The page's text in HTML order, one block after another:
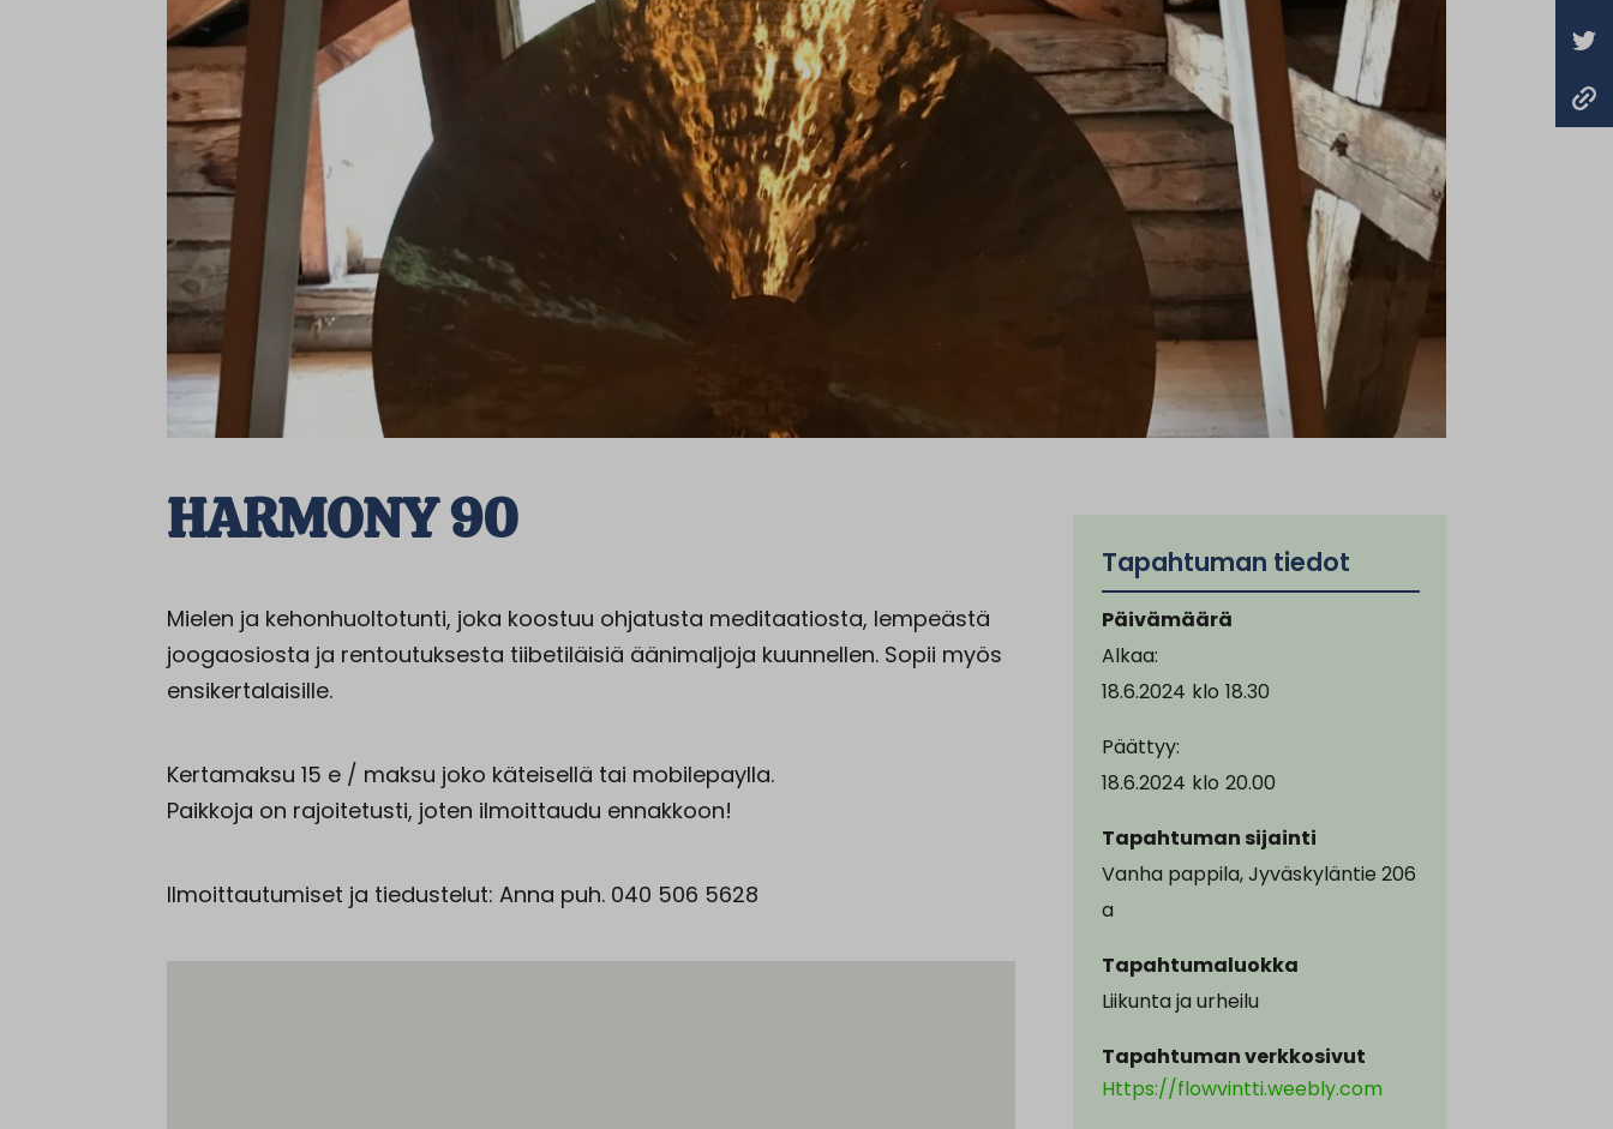
HARMONY 90
Mielen ja kehonhuoltotunti, joka koostuu ohjatusta meditaatiosta, lempeästä
joogaosiosta ja rentoutuksesta tiibetiläisiä äänimaljoja kuunnellen. Sopii myös
ensikertalaisille.
Kertamaksu 15 e / maksu joko käteisellä tai mobilepaylla.
Paikkoja on rajoitetusti, joten ilmoittaudu ennakkoon!
Ilmoittautumiset ja tiedustelut: Anna puh. 040 506 5628
Tapahtuman tiedot
Päivämäärä
Alkaa:
18.6.2024 klo 18.30
Päättyy:
18.6.2024 klo 20.00
Tapahtuman sijainti
Vanha pappila, Jyväskyläntie 206
a
Tapahtumaluokka
Liikunta ja urheilu
Tapahtuman verkkosivut
Https://flowvintti.weebly.com